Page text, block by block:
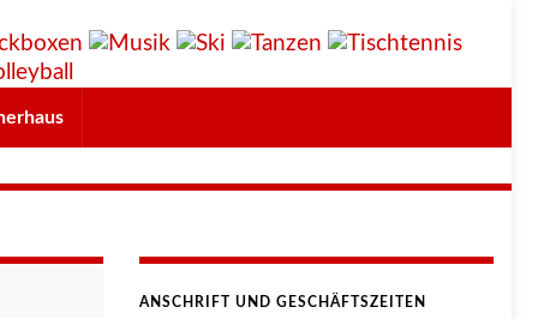
ANSCHRIFT UND GESCHÄFTSZEITEN